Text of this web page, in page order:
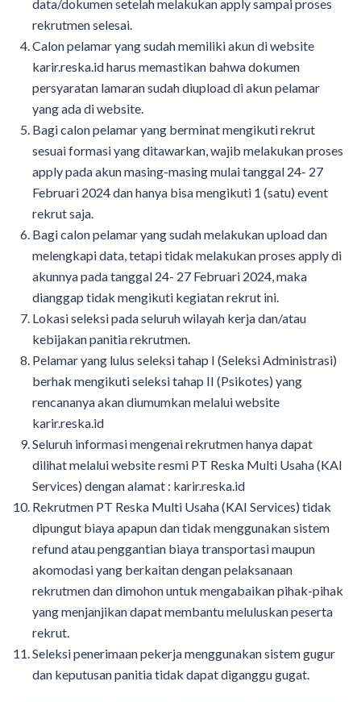
data/dokumen setelah melakukan apply sampai proses
rekrutmen selesai.
Calon pelamar yang sudah memiliki akun di website
karir.reska.id harus memastikan bahwa dokumen
persyaratan lamaran sudah diupload di akun pelamar
yang ada di website.
Bagi calon pelamar yang berminat mengikuti rekrut
sesuai formasi yang ditawarkan, wajib melakukan proses
apply pada akun masing-masing mulai tanggal 24- 27
Februari 2024 dan hanya bisa mengikuti 1 (satu) event
rekrut saja.
Bagi calon pelamar yang sudah melakukan upload dan
melengkapi data, tetapi tidak melakukan proses apply di
akunnya pada tanggal 24- 27 Februari 2024, maka
dianggap tidak mengikuti kegiatan rekrut ini.
Lokasi seleksi pada seluruh wilayah kerja dan/atau
kebijakan panitia rekrutmen.
Pelamar yang lulus seleksi tahap I (Seleksi Administrasi)
berhak mengikuti seleksi tahap II (Psikotes) yang
rencananya akan diumumkan melalui website
karir.reska.id
Seluruh informasi mengenai rekrutmen hanya dapat
dilihat melalui website resmi PT Reska Multi Usaha (KAI
Services) dengan alamat : karir.reska.id
Rekrutmen PT Reska Multi Usaha (KAI Services) tidak
dipungut biaya apapun dan tidak menggunakan sistem
refund atau penggantian biaya transportasi maupun
akomodasi yang berkaitan dengan pelaksanaan
rekrutmen dan dimohon untuk mengabaikan pihak-pihak
yang menjanjikan dapat membantu meluluskan peserta
rekrut.
Seleksi penerimaan pekerja menggunakan sistem gugur
dan keputusan panitia tidak dapat diganggu gugat.